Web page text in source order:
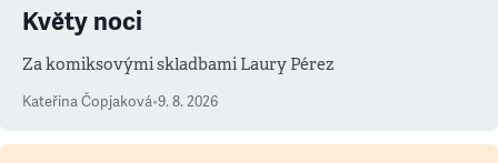
Květy noci
Za komiksovými skladbami Laury Pérez
Kateřina Čopjaková•9. 8. 2026